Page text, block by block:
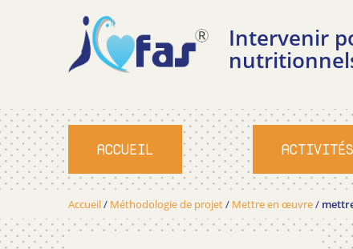
Intervenir
ACCUEIL ACTIVITÉS
Accueil/ Méthodologie de projet/ Mettre en œuvre/